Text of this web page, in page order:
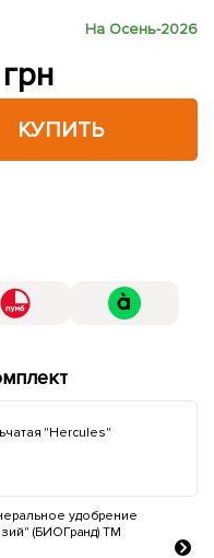
На Осень-2026
грн
КУПИТЬ
"Hercules"
BIOHYPER EXTRA
Экстра) ТМ